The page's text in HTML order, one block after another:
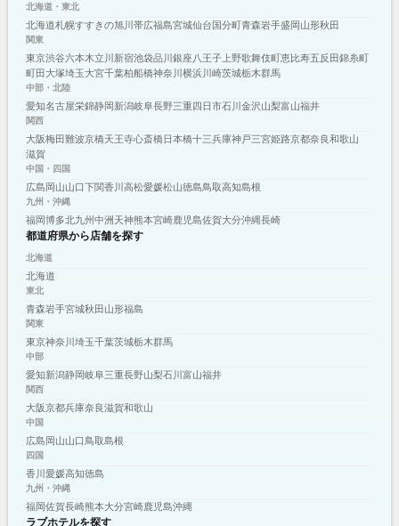
北海道・東北
北海道札幌すすきの旭川 帯広福島宮城仙台 国分町青森岩手盛岡山形秋田
関東
東京渋谷六本木立川 新宿池袋品川 銀座八王子上野歌舞伎町恵比寿五反田錦糸町
町田大塚埼玉大宮千葉柏船橋神奈川 横浜川崎茨城栃木群馬
中部・北陸
愛知名古屋栄錦静岡新潟岐阜長野三重四日市石川 金沢山梨富山福井
関西
大阪梅田難波京橋天王寺心斎橋日本橋十三兵庫神戸三宮姫路京都奈良和歌山
滋賀
中国・四国
広島 岡山山口下関香川 高松愛媛松山徳島鳥取高知島根
九州・沖縄
福岡博多北九州中洲 天神熊本宮崎鹿児島佐賀大分沖縄長崎
都道府県から店舗を探す
北海道
北海道
東北
青森岩手宮城秋田 山形福島
関東
東京神奈川 埼玉千葉茨城栃木群馬
中部
愛知新潟静岡岐阜三重長野山梨石川 富山福井
関西
大阪京都兵庫奈良滋賀和歌山
中国
広島 岡山山口鳥取島根
四国
香川 愛媛高知徳島
九州・沖縄
福岡佐賀長崎熊本大分宮崎鹿児島沖縄
ラブホテルを探す